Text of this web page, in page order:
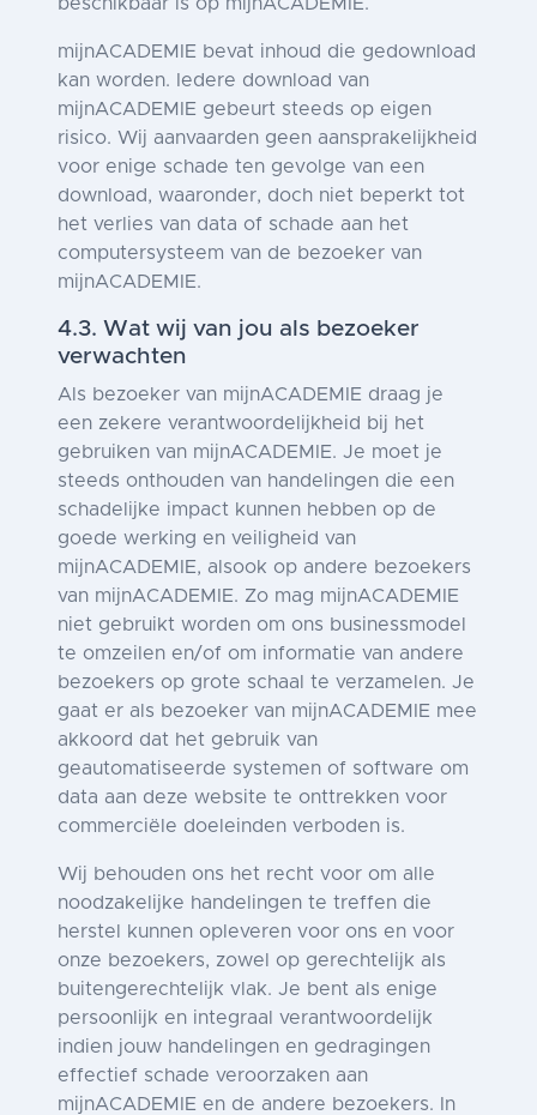
mijnACADEMIE bevat inhoud die gedownload
kan worden. Iedere download van
mijnACADEMIE gebeurt steeds op eigen
risico. Wij aanvaarden geen aansprakelijkheid
voor enige schade ten gevolge van een
download, waaronder, doch niet beperkt tot
het verlies van data of schade aan het
computersysteem van de bezoeker van
mijnACADEMIE.
4.3. Wat wij van jou als bezoeker
verwachten
Als bezoeker van mijnACADEMIE draag je
een zekere verantwoordelijkheid bij het
gebruiken van mijnACADEMIE. Je moet je
steeds onthouden van handelingen die een
schadelijke impact kunnen hebben op de
goede werking en veiligheid van
mijnACADEMIE, alsook op andere bezoekers
van mijnACADEMIE. Zo mag mijnACADEMIE
niet gebruikt worden om ons businessmodel
te omzeilen en/of om informatie van andere
bezoekers op grote schaal te verzamelen. Je
gaat er als bezoeker van mijnACADEMIE mee
akkoord dat het gebruik van
geautomatiseerde systemen of software om
data aan deze website te onttrekken voor
commerciële doeleinden verboden is.
Wij behouden ons het recht voor om alle
noodzakelijke handelingen te treffen die
herstel kunnen opleveren voor ons en voor
onze bezoekers, zowel op gerechtelijk als
buitengerechtelijk vlak. Je bent als enige
persoonlijk en integraal verantwoordelijk
indien jouw handelingen en gedragingen
effectief schade veroorzaken aan
mijnACADEMIE en de andere bezoekers. In